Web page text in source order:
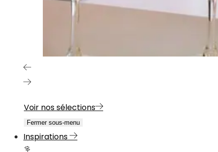
Voir nos sélections
Fermer sous-menu
Inspirations